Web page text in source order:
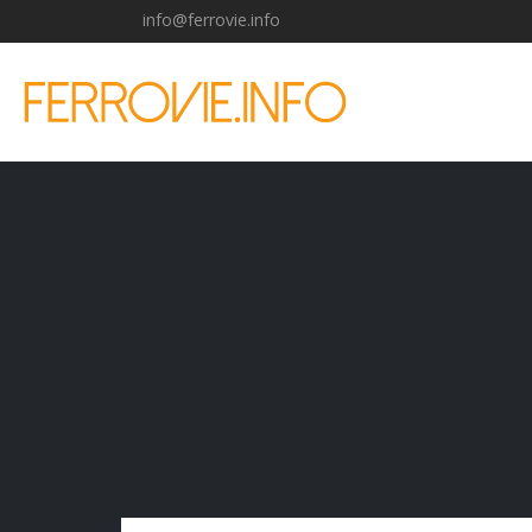
info@ferrovie.info